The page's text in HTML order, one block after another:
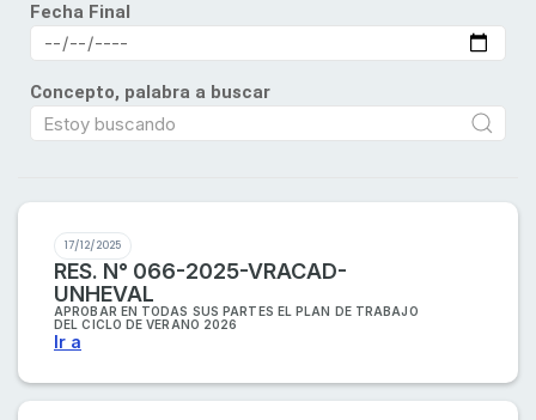
Fecha Final
Concepto, palabra a buscar
17/12/2025
RES. N° 066-2025-VRACAD-
UNHEVAL
APROBAR EN TODAS SUS PARTES EL PLAN DE TRABAJO
DEL CICLO DE VERANO 2026
Ir a